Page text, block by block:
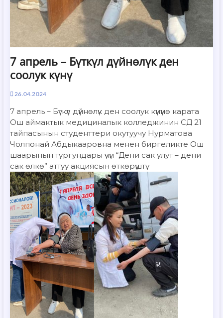
7 апрель – Бүткүл дүйнөлүк ден
соолук күнү
26.04.2024
7 апрель – Бүткүл дүйнөлүк ден соолук күнүнө карата
Ош аймактык медициналык колледжинин СД 21
тайпасынын студенттери окутуучу Нурматова
Чолпонай Абдыкааровна менен биргеликте Ош
шаарынын тургундары үчүн “Дени сак улут – дени
сак өлкө” аттуу акциясын өткөрүштү.